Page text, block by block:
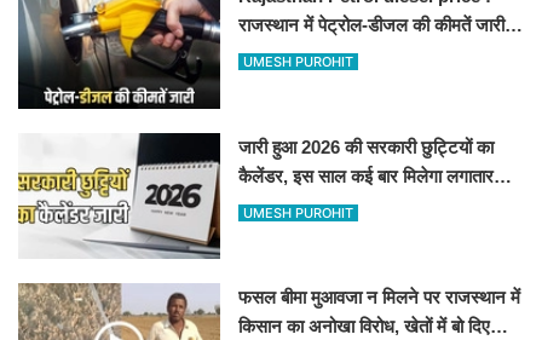
राजस्थान में पेट्रोल-डीजल की कीमतें जारी,
जानिए बीकानेर समेत पुरे प्रदेश में नए रेट
UMESH PUROHIT
जारी हुआ 2026 की सरकारी छुट्टियों का
कैलेंडर, इस साल कई बार मिलेगा लगातार
अवकाश, देखें
UMESH PUROHIT
फसल बीमा मुआवजा न मिलने पर राजस्थान में
किसान का अनोखा विरोध, खेतों में बो दिए